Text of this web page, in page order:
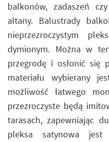
balkonów, zadaszeń
altany. Balustrady
nieprzezroczystym
dymionym. Można w
przegrodę i osłonić się
materiału wybierany
możliwość łatwego
przezroczyste będą
tarasach, zapewniając
pleksa satynowa jest